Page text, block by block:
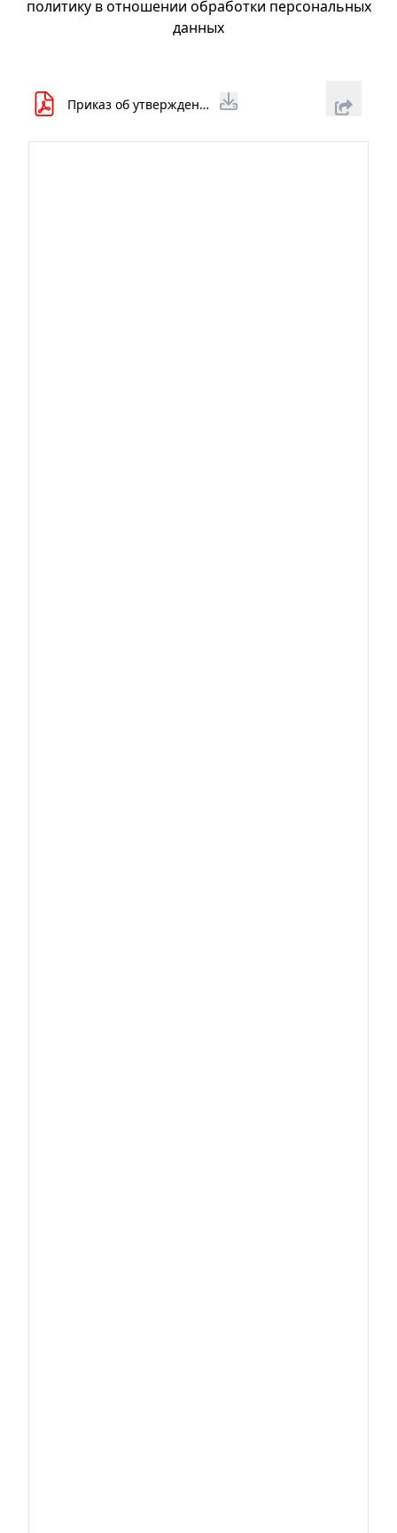
политику в отношении обработки персональных
данных
Приказ об утверждении политики.pdf